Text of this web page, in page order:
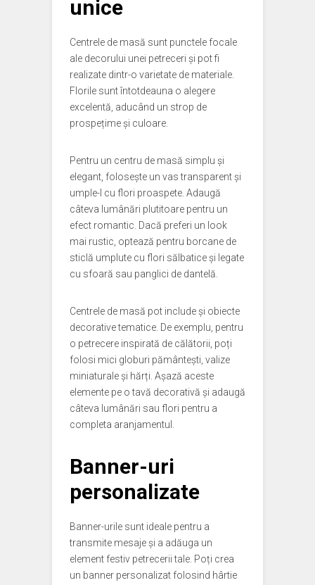
unice
Centrele de masă sunt punctele focale
ale decorului unei petreceri și pot fi
realizate dintr-o varietate de materiale.
Florile sunt întotdeauna o alegere
excelentă, aducând un strop de
prospețime și culoare.
Pentru un centru de masă simplu și
elegant, folosește un vas transparent și
umple-l cu flori proaspete. Adaugă
câteva lumânări plutitoare pentru un
efect romantic. Dacă preferi un look
mai rustic, optează pentru borcane de
sticlă umplute cu flori sălbatice și legate
cu sfoară sau panglici de dantelă.
Centrele de masă pot include și obiecte
decorative tematice. De exemplu, pentru
o petrecere inspirată de călătorii, poți
folosi mici globuri pământești, valize
miniaturale și hărți. Așază aceste
elemente pe o tavă decorativă și adaugă
câteva lumânări sau flori pentru a
completa aranjamentul.
Banner-uri
personalizate
Banner-urile sunt ideale pentru a
transmite mesaje și a adăuga un
element festiv petrecerii tale. Poți crea
un banner personalizat folosind hârtie